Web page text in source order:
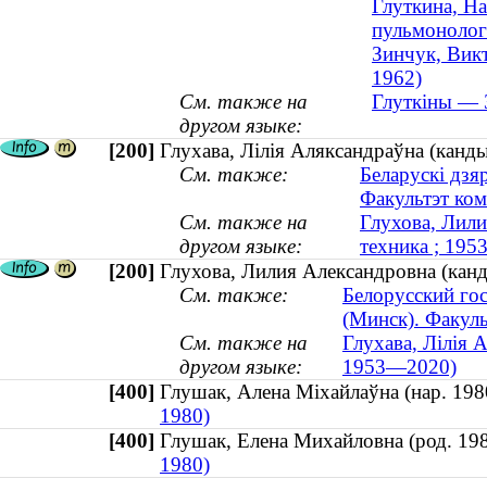
Глуткина,
Зинчук,
1962)
См. также на
другом языке:
Глуткіны —
[200] Глухава, Лілія Аляксандраўна
См. также:
Беларускі
Факультэт
См. также на
другом языке:
Глухова,
техника ;
[200] Глухова, Лилия Александровна
См. также:
Белорусский
(Минск).
См. также на
другом языке:
Глухава, Лілія
1953—2020)
[400] Глушак, Алена Міхайлаўна (нар.
1980)
[400] Глушак, Елена Михайловна (род.
1980)